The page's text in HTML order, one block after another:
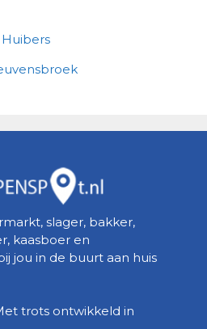
slager, bakker,
kaasboer en
jou in de buurt aan huis
trots ontwikkeld in